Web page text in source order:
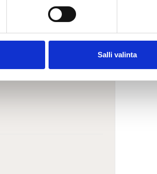
Salli valinta